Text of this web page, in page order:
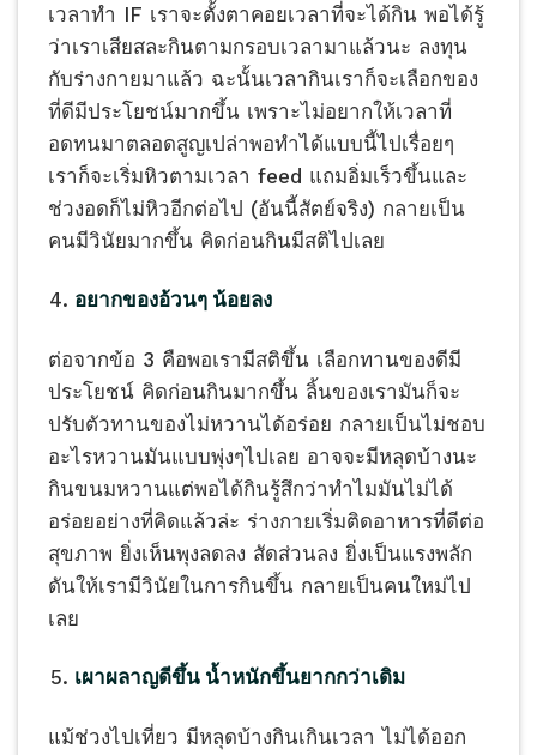
เวลาทำ IF เราจะตั้งตาคอยเวลาที่จะได้กิน พอได้รู้
ว่าเราเสียสละกินตามกรอบเวลามาแล้วนะ ลงทุน
กับร่างกายมาแล้ว ฉะนั้นเวลากินเราก็จะเลือกของ
ที่ดีมีประโยชน์มากขึ้น เพราะไม่อยากให้เวลาที่
อดทนมาตลอดสูญเปล่าพอทำได้แบบนี้ไปเรื่อยๆ
เราก็จะเริ่มหิวตามเวลา feed แถมอิ่มเร็วขึ้นและ
ช่วงอดก็ไม่หิวอีกต่อไป (อันนี้สัตย์จริง) กลายเป็น
คนมีวินัยมากขึ้น คิดก่อนกินมีสติไปเลย
อยากของอ้วนๆ น้อยลง
ต่อจากข้อ 3 คือพอเรามีสติขึ้น เลือกทานของดีมี
ประโยชน์ คิดก่อนกินมากขึ้น ลิ้นของเรามันก็จะ
ปรับตัวทานของไม่หวานได้อร่อย กลายเป็นไม่ชอบ
อะไรหวานมันแบบพุ่งๆไปเลย อาจจะมีหลุดบ้างนะ
กินขนมหวานแต่พอได้กินรู้สึกว่าทำไมมันไม่ได้
อร่อยอย่างที่คิดแล้วล่ะ ร่างกายเริ่มติดอาหารที่ดีต่อ
สุขภาพ ยิ่งเห็นพุงลดลง สัดส่วนลง ยิ่งเป็นแรงพลัก
ดันให้เรามีวินัยในการกินขึ้น กลายเป็นคนใหม่ไป
เลย
เผาผลาญดีขึ้น น้ำหนักขึ้นยากกว่าเดิม
แม้ช่วงไปเที่ยว มีหลุดบ้างกินเกินเวลา ไม่ได้ออก